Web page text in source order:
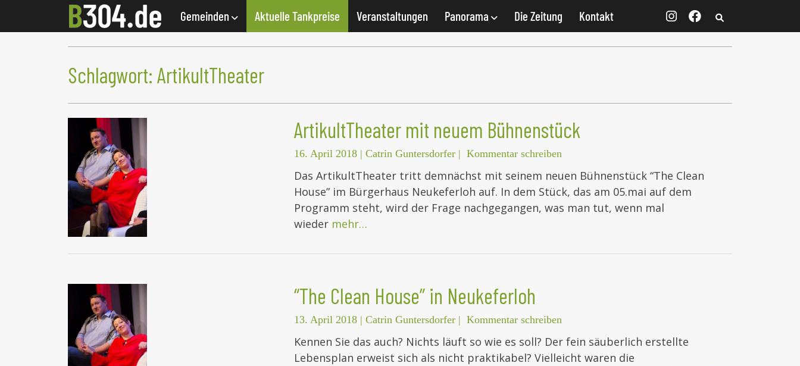
Gemeinden Aktuelle Tankpreise Veranstaltungen Panorama Die Zeitung Kontakt
Schlagwort: ArtikultTheater
ArtikultTheater mit neuem Bühnenstück
16. April 2018 | Catrin Guntersdorfer | Kommentar schreiben
Das ArtikultTheater tritt demnächst mit seinem neuen Bühnenstück “The Clean
House” im Bürgerhaus Neukeferloh auf. In dem Stück, das am 05.mai auf dem
Programm steht, wird der Frage nachgegangen, was man tut, wenn mal
wieder mehr…
“The Clean House” in Neukeferloh
13. April 2018 | Catrin Guntersdorfer | Kommentar schreiben
Kennen Sie das auch? Nichts läuft so wie es soll? Der fein säuberlich erstellte
Lebensplan erweist sich als nicht praktikabel? Vielleicht waren die